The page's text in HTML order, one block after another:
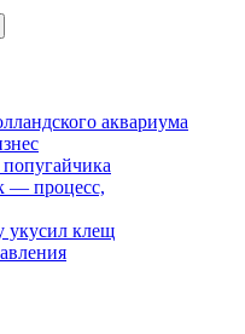
аквариума
— процесс,
укусил клещ